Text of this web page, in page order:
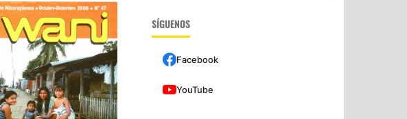
SÍGUENOS
Facebook
YouTube